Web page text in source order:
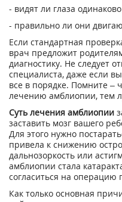
- видят ли глаза
- правильно ли они
Если стандартная
врач предложит
диагностику. Не следует
специалиста, даже если
все в порядке. Помните –
лечению амблиопии, тем
Суть лечения амблиопии
заставить мозг вашего
Для этого нужно
привела к снижению
дальнозоркость или
амблиопии стала
согласиться на операцию
Как только основная